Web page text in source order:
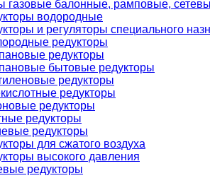
газовые балонные, рамповые,
водородные
и регуляторы специального
редукторы
редукторы
бытовые редукторы
редукторы
редукторы
редукторы
редукторы
редукторы
для сжатого воздуха
высокого давления
редукторы